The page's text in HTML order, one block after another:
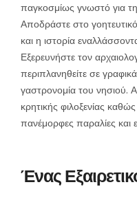
παγκοσμίως γνωστό για
Αποδράστε στο
και η ιστορία
Εξερευνήστε τον
περιπλανηθείτε σε
γαστρονομία του νησιού.
κρητικής φιλοξενίας
πανέμορφες παραλίες και
Ένας